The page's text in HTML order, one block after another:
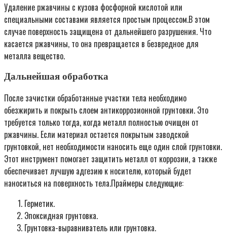
Удаление ржавчины с кузова фосфорной кислотой или
специальными составами является простым процессом.В этом
случае поверхность защищена от дальнейшего разрушения. Что
касается ржавчины, то она превращается в безвредное для
металла вещество.
Дальнейшая обработка
После зачистки обработанные участки тела необходимо
обезжирить и покрыть слоем антикоррозионной грунтовки. Это
требуется только тогда, когда металл полностью очищен от
ржавчины. Если материал остается покрытым заводской
грунтовкой, нет необходимости наносить еще один слой грунтовки.
Этот инструмент помогает защитить металл от коррозии, а также
обеспечивает лучшую адгезию к носителю, который будет
наноситься на поверхность тела.Праймеры следующие:
Герметик.
Эпоксидная грунтовка.
Грунтовка-выравниватель или грунтовка.